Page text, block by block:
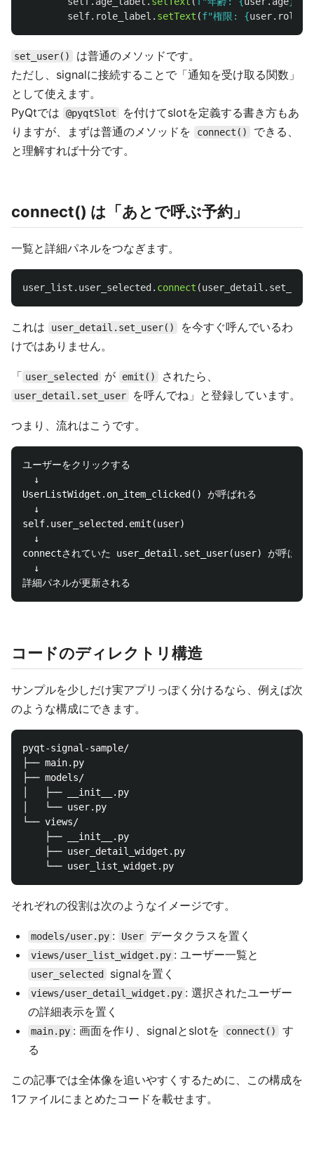
self. role_label . setText (f"権限: {user. role
set_user()
は普通のメソッドです。
ただし、signalに接続することで「通知を受け取る関数」
として使えます。
PyQtでは
@pyqtSlot
を付けてslotを定義する書き方もあ
りますが、まずは普通のメソッドを
connect()
できる、
と理解すれば十分です。
connect() は「あとで呼ぶ予約」
一覧と詳細パネルをつなぎます。
user_list . user_selected . connect (user_detail . set_user
これは user_detail.set_user()
を今すぐ呼んでいるわ
けではありません。
「 user_selected が emit() されたら、
user_detail.set_user を呼んでね」と登録しています。
つまり、流れはこうです。
ユーザーをクリックする
  ↓
UserListWidget.on_item_clicked() が呼ばれる
  ↓
self.user_selected.emit(user)
  ↓
connectされていた user_detail.set_user(user) が呼ばれ
  ↓
コードのディレクトリ構造
サンプルを少しだけ実アプリっぽく分けるなら、例えば次
のような構成にできます。
pyqt-signal-sample/
├── main.py
├── models/
│   ├── __init__.py
│   └── user.py
└── views/
    ├── __init__.py
    ├── user_detail_widget.py
それぞれの役割は次のようなイメージです。
models/user.py : User データクラスを置く
views/user_list_widget.py : ユーザー一覧と
user_selected signalを置く
views/user_detail_widget.py : 選択されたユーザー
の詳細表示を置く
main.py : 画面を作り、signalとslotを connect()
す
る
この記事では全体像を追いやすくするために、この構成を
1ファイルにまとめたコードを載せます。